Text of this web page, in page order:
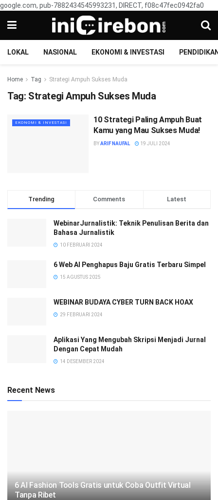
google.com, pub-7882434545993231, DIRECT, f08c47fec0942fa0
LOKAL NASIONAL EKONOMI & INVESTASI
Home Tag Strategi Ampuh Sukses Muda
Tag: Strategi Ampuh Sukses Muda
EKONOMI & INVESTASI
10 Strategi Paling Ampuh Buat
Kamu yang Mau Sukses Muda!
BYARIF NAUFAL 19 JULI 2024
Trending Comments Latest
WebinarJurnalistik: Teknik Penulisan Berita dan
Bahasa Jurnalistik
10 FEBRUARI 2024
6 Web AI Penghapus Baju Gratis Terbaru Simpel
15 AGUSTUS 2025
WEBINAR BUDAYA CYBER TURN BACK HOAX
29 FEBRUARI 2024
Aplikasi Yang Mengubah Skripsi Menjadi Jurnal
Dengan Cepat Mudah
14 DESEMBER 2024
Recent News
6 AI Fashion Tools Gratis untuk Coba Outfit Virtual
Tanpa Ribet